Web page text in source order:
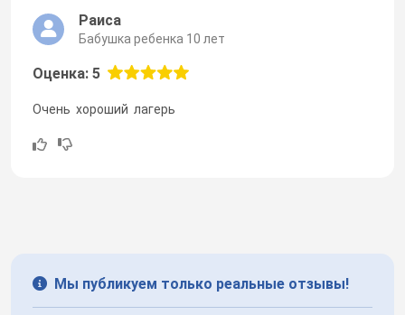
Раиса
Бабушка ребенка 10 лет
Оценка: 5
Очень хороший лагерь
Мы публикуем только реальные отзывы!